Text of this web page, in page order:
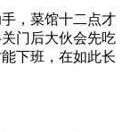
，菜馆十二点才
门后大伙会先吃
下班，在如此长